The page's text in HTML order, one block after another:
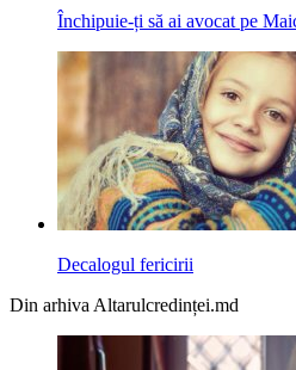
Închipuie-ți să ai avocat pe
Decalogul fericirii
Din arhiva Altarulcredinței.md